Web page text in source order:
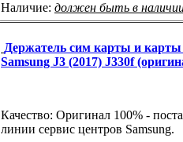
Наличие: должен быть в
Держатель сим карты и
Samsung J3 (2017) J330f
Качество: Оригинал 100% -
линии сервис центров Samsung.